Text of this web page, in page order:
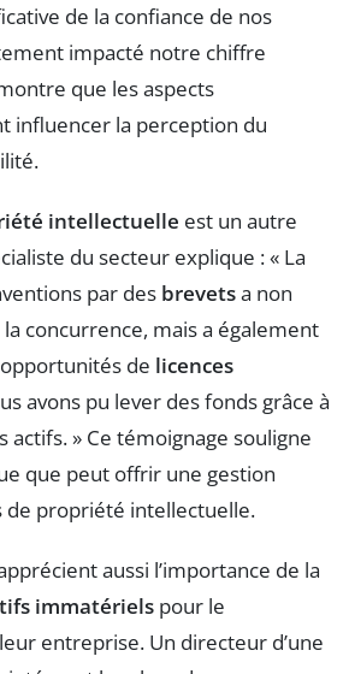
de la confiance de nos
impacté notre chiffre
que les aspects
influencer la perception du
intellectuelle est un autre
du secteur explique : « La
par des brevetsa non
concurrence, mais a également
de licences
avons pu lever des fonds grâce à
actifs. » Ce témoignage souligne
que peut offrir une gestion
de propriété intellectuelle.
aussi l’importance de la
immatériels pour le
entreprise. Un directeur d’une